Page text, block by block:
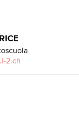
2.ch